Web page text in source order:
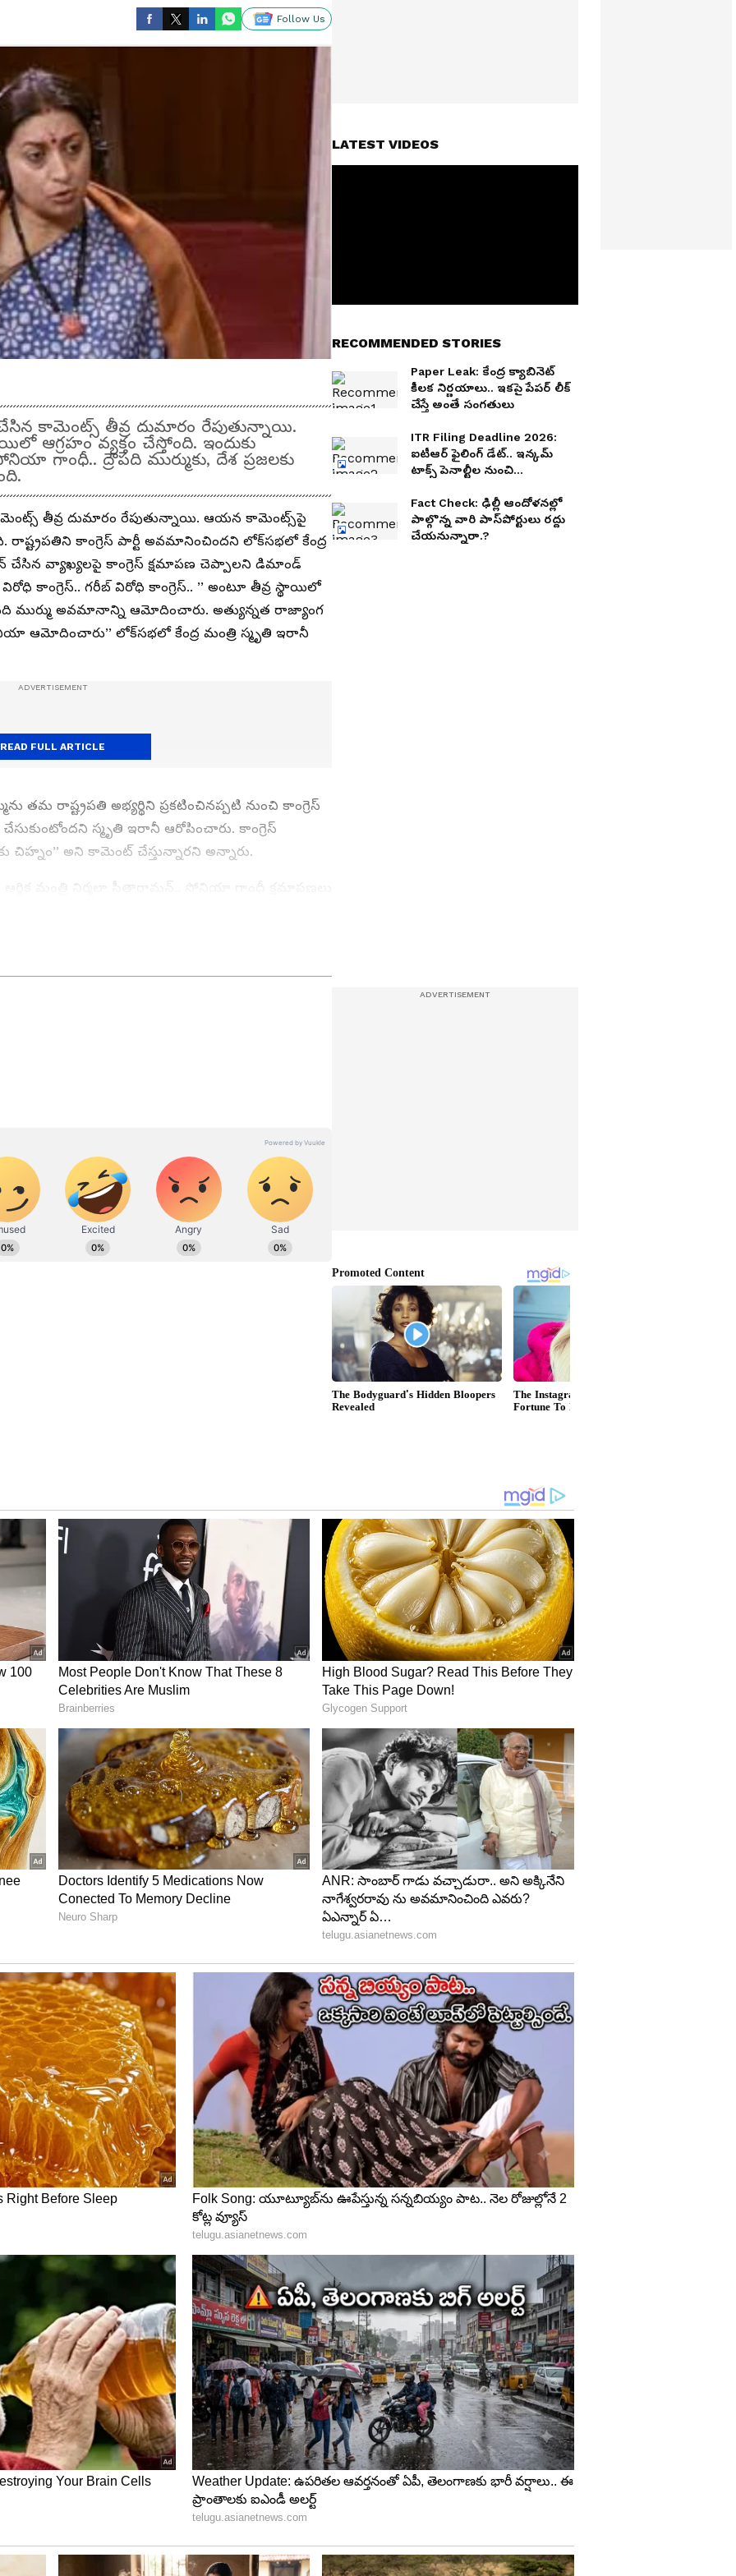
Follow Us
కామెంట్స్ తీవ్ర దుమారం రేపుతున్నాయి.
వ్యక్తం చేస్తోంది. ఇందుకు
గాంధీ.. ద్రౌపది ముర్ముకు, దేశ ప్రజలకు
తీవ్ర దుమారం రేపుతున్నాయి. ఆయన కామెంట్స్‌పై
రాష్ట్రపతిని కాంగ్రెస్ పార్టీ అవమానించిందని లోక్‌సభలో కేంద్ర
చేసిన వ్యాఖ్యలపై కాంగ్రెస్ క్షమాపణ చెప్పాలని డిమాండ్
కాంగ్రెస్.. గరీబ్ విరోధి కాంగ్రెస్.. ’’ అంటూ తీవ్ర స్థాయిలో
ముర్ము అవమానాన్ని ఆమోదించారు. అత్యున్నత రాజ్యాంగ
లోక్‌సభలో కేంద్ర మంత్రి స్మృతి ఇరానీ
తమ రాష్ట్రపతి అభ్యర్థిని ప్రకటించినప్పటి నుంచి కాంగ్రెస్
చేసుకుంటోందని స్మృతి ఇరానీ ఆరోపించారు. కాంగ్రెస్
చిహ్నం’’ అని కామెంట్ చేస్తున్నారని అన్నారు.
మంత్రి నిర్మలా సీతారామన్.. సోనియా గాంధీ క్షమాపణలు
డిమాండ్ చేస్తున్నాను. సోనియా గాంధీ దేశం ముందుకు
చెప్పాలి’’ అని నిర్మలా సీతారామన్ అన్నారు.
రంజన్ చౌదరి
అధిర్ రంజన్ చౌదరి చెప్పారు. క్షమాపణ చెప్పే ప్రశ్నే
నేను పొరపాటున 'రాష్ట్రపత్ని' అని చెప్పాను. ఇప్పుడు మీరు
ఆ పని చేయవచ్చు. అధికార పక్షం ఉద్దేశపూర్వకంగా దీనిని
ఎంపీ అధీర్ చౌదరి చౌదరి చెప్పారు.
అధిర్ రంజన్ చౌదరి.. ముర్ముని 'రాష్ట్రపత్ని' అని
అందరికీ సంబంధించినది’’ అని అన్నారు. ప్రతిపక్ష
పాదయాత్ర చేసేందుకు ప్రయత్నిస్తారని చెప్పారు.
READ FULL ARTICLE
LATEST VIDEOS
RECOMMENDED STORIES
Paper Leak: కేంద్ర క్యాబినెట్‌
కీల‌క నిర్ణ‌యాలు.. ఇక‌పై పేప‌ర్ లీక్
చేస్తే అంతే సంగ‌తులు
ITR Filing Deadline 2026:
ఐటీఆర్ ఫైలింగ్ డేట్.. ఇన్కమ్
టాక్స్ పెనాల్టీల నుంచి
విషయాలు తెలుసుకోవాల్సిందే!
Fact Check: ఢిల్లీ ఆందోళ‌న‌ల్లో
పాల్గొన్న వారి పాస్‌పోర్టులు ర‌ద్దు
చేయ‌నున్నారా.?